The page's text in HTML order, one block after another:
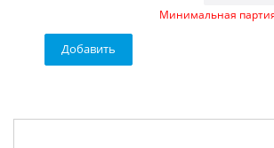
Минимальная
Добавить